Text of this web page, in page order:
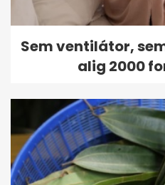
Sem ventilátor,
alig 2000